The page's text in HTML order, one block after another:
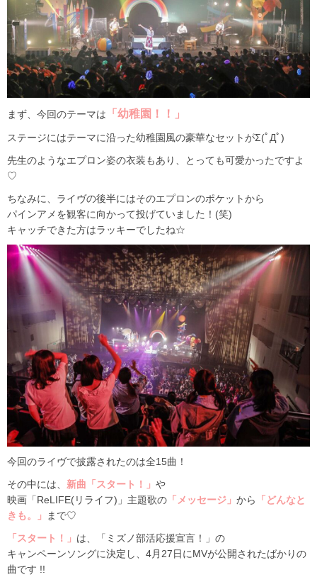
まず、今回のテーマは 「幼稚園！！」
ステージにはテーマに沿った幼稚園風の豪華なセットがΣ(ﾟДﾟ)
先生のようなエプロン姿の衣装もあり、とっても可愛かったですよ
♡
ちなみに、ライヴの後半にはそのエプロンのポケットから
パインアメを観客に向かって投げていました！(笑)
キャッチできた方はラッキーでしたね☆
今回のライヴで披露されたのは全15曲！
その中には、 新曲「スタート！」 や
映画「ReLIFE(リライフ)」主題歌の 「メッセージ」 から
「どんなと
きも。」
まで♡
「スタート！」 は、「ミズノ部活応援宣言！」の
キャンペーンソングに決定し、4月27日にMVが公開されたばかりの
曲です !!